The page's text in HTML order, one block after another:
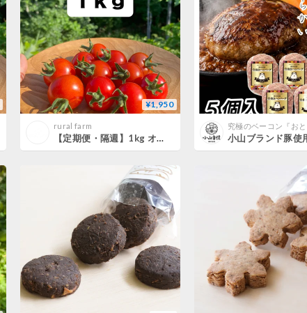
¥1,950
rural farm
【定期便・隔週】1kg オーガニックミニトマト（ほれまる）